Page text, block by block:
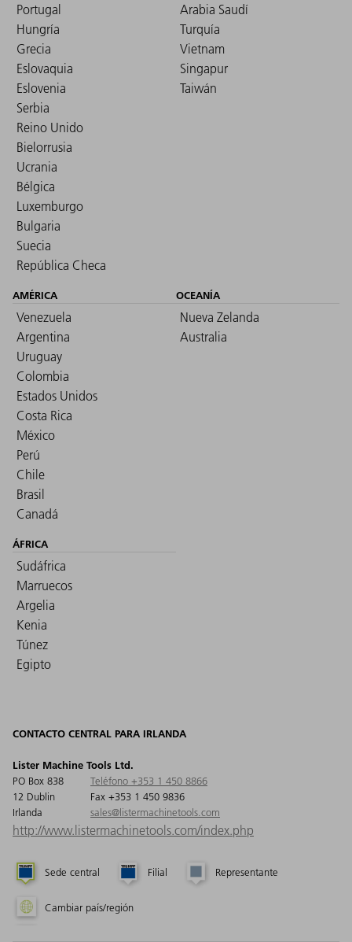
Portugal
Hungría
Grecia
Eslovaquia
Eslovenia
Serbia
Reino Unido
Bielorrusia
Ucrania
Bélgica
Luxemburgo
Bulgaria
Suecia
República Checa
Arabia Saudí
Turquía
Vietnam
Singapur
Taiwán
AMÉRICA
Venezuela
Argentina
Uruguay
Colombia
Estados Unidos
Costa Rica
México
Perú
Chile
Brasil
Canadá
OCEANÍA
Nueva Zelanda
Australia
ÁFRICA
Sudáfrica
Marruecos
Argelia
Kenia
Túnez
Egipto
CONTACTO CENTRAL PARA IRLANDA
Lister Machine Tools Ltd.
PO Box 838
12 Dublin
Irlanda
Teléfono +353 1 450 8866
Fax +353 1 450 9836
sales@listermachinetools.com
http://www.listermachinetools.com/index.php
Sede central Filial Representante
Cambiar país/región